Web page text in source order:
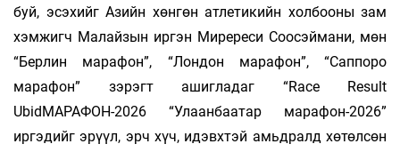
буй, эсэхийг Азийн хөнгөн атлетикийн холбооны зам
хэмжигч Малайзын иргэн Миререси Соосэймани, мөн
“Берлин марафон”, “Лондон марафон”, “Саппоро
марафон” зэрэгт ашигладаг “Race Result
UbidМАРАФОН-2026 “Улаанбаатар марафон-2026”
иргэдийг эрүүл, эрч хүч, идэвхтэй амьдралд хөтөлсөн